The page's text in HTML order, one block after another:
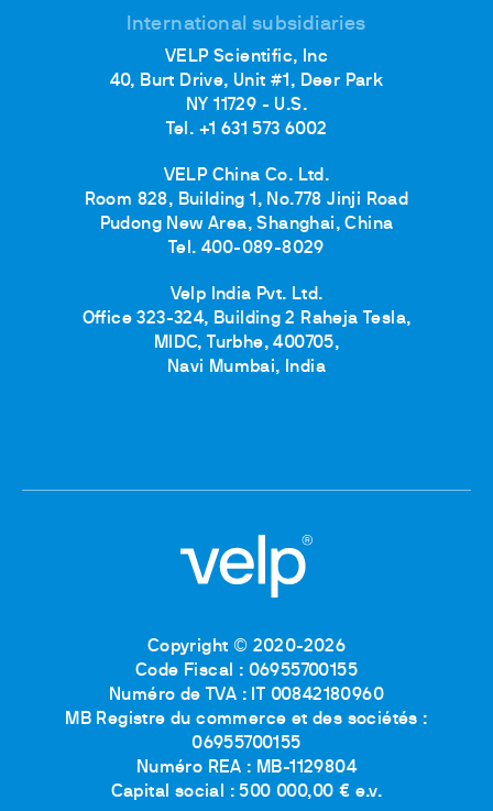
International subsidiaries
VELP Scientific, Inc
40, Burt Drive, Unit #1, Deer Park
NY 11729 - U.S.
Tel. +1 631 573 6002
VELP China Co. Ltd.
Room 828, Building 1, No.778 Jinji Road
Pudong New Area, Shanghai, China
Tel. 400-089-8029
Velp India Pvt. Ltd.
Office 323-324, Building 2 Raheja Tesla,
MIDC, Turbhe, 400705,
Navi Mumbai, India
Copyright © 2020-2026
Code Fiscal : 06955700155
Numéro de TVA : IT 00842180960
MB Registre du commerce et des sociétés :
06955700155
Numéro REA : MB-1129804
Capital social : 500 000,00 € e.v.